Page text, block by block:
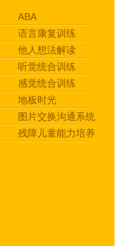
ABA
语言康复训练
他人想法解读
听觉统合训练
感觉统合训练
地板时光
图片交换沟通系统
残障儿童能力培养